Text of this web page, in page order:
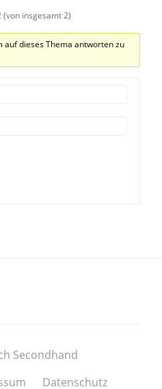
(von insgesamt 2)
auf dieses Thema antworten zu
Secondhand
Datenschutz